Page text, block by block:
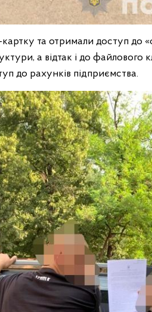
та отримали доступ до
а відтак і до
до рахунків підприємства.